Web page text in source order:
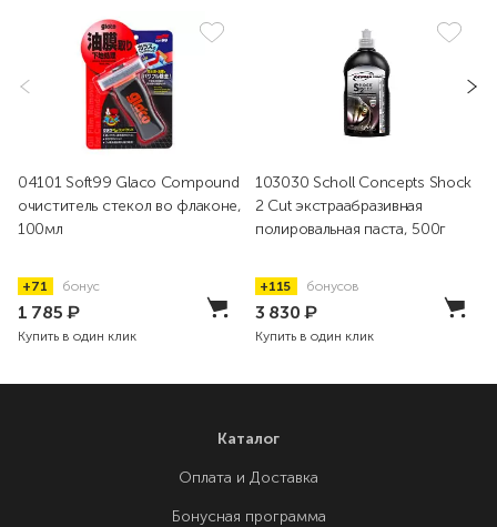
04101 Soft99 Glaco Compound
очиститель стекол во флаконе,
100мл
+71 бонус
1 785₽
Купить в один клик
103030 Scholl Concepts Shock
2 Cut экстраабразивная
полировальная паста, 500г
+115 бонусов
3 830₽
Купить в один клик
Каталог
Оплата и Доставка
Бонусная программа